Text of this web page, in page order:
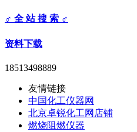
♂ 全 站 搜 索 ♂
资料下载
18513498889
友情链接
中国化工仪器网
北京卓锐化工网店铺
燃烧阻燃仪器